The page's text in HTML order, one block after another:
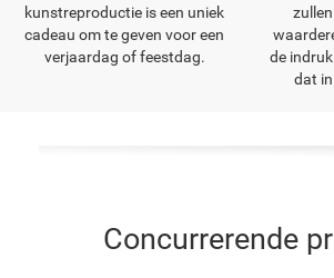
kunstreproductie is een uniek
cadeau om te geven voor een
verjaardag of feestdag.
de
dat
Concurrerende